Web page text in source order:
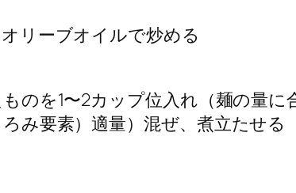
リーブオイルで炒める
のを1〜2カップ位入れ（麺の量に
み要素）適量）混ぜ、煮立たせる